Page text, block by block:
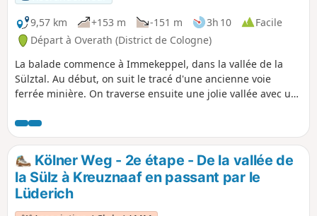
9,57 km
+153 m -151 m 3h 10
Facile
Départ à Overath (District de Cologne)
La balade commence à Immekeppel, dans la vallée de la
Sülztal. Au début, on suit le tracé d'une ancienne voie
ferrée minière. On traverse ensuite une jolie vallée avec un
Oberkühlheim. On repasse ensuite par Obersteeg pour
revenir au point de départ.
Kölner Weg - 2e étape - De la vallée de
la Sülz à Kreuznaaf en passant par le
Lüderich